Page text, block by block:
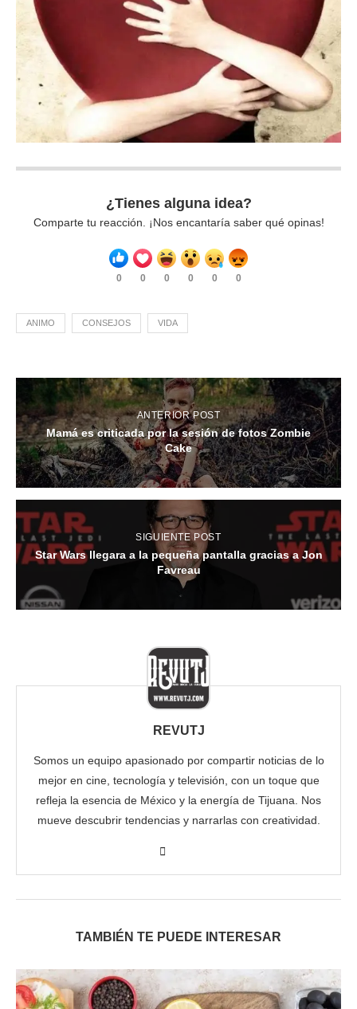
¿Tienes alguna idea?
Comparte tu reacción. ¡Nos encantaría saber qué opinas!
0 0 0 0 0 0
ANIMO CONSEJOS VIDA
ANTERIOR POST
Mamá es criticada por la sesión de fotos Zombie
Cake
SIGUIENTE POST
Star Wars llegara a la pequeña pantalla gracias a Jon
Favreau
REVUTJ
Somos un equipo apasionado por compartir noticias de lo
mejor en cine, tecnología y televisión, con un toque que
refleja la esencia de México y la energía de Tijuana. Nos
mueve descubrir tendencias y narrarlas con creatividad.
TAMBIÉN TE PUEDE INTERESAR